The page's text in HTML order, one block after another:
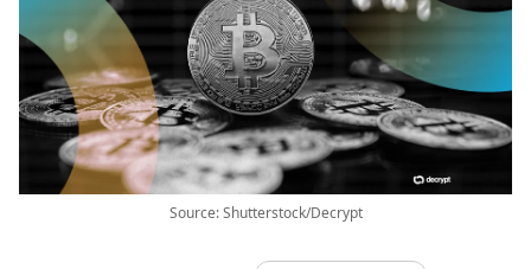
Source: Shutterstock/Decrypt